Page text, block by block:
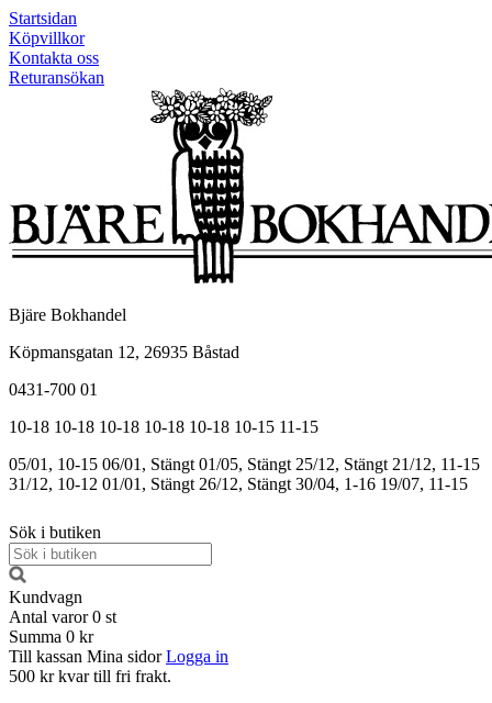
Startsidan
Köpvillkor
Kontakta oss
Returansökan
Bjäre Bokhandel
Köpmansgatan 12, 26935 Båstad
0431-700 01
10-18 10-18 10-18 10-18 10-18 10-15 11-15
05/01, 10-15 06/01, Stängt 01/05, Stängt 25/12, Stängt 21/12, 11-15
31/12, 10-12 01/01, Stängt 26/12, Stängt 30/04, 1-16 19/07, 11-15
Sök i butiken
Kundvagn
Antal varor 0 st
Summa 0 kr
Till kassan Mina sidor Logga in
500 kr kvar till fri frakt.